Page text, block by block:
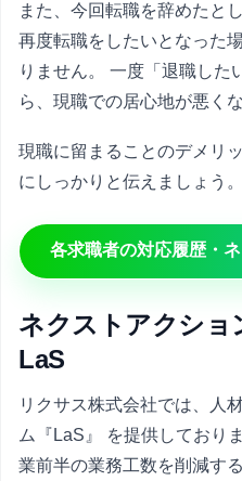
また、今回転職を辞めたと
再度転職をしたいとなった
りません。 一度「退職した
ら、現職での居心地が悪く
現職に留まることのデメリ
にしっかりと伝えましょう。
各求職者の対応履歴・
ネクストアクショ
LaS
リクサス株式会社では、人
ム『LaS』 を提供しており
業前半の業務工数を削減す